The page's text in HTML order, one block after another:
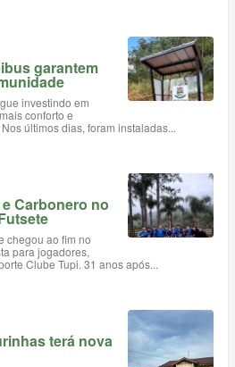
garantem
investindo em
conforto e
últimos dias, foram instaladas...
Carbonero no
chegou ao fim no
para jogadores,
Clube Tupi. 31 anos após...
terá nova